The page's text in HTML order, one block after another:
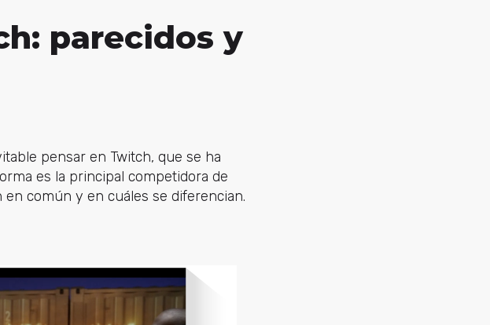
parecidos y
pensar en Twitch, que se ha
es la principal competidora de
común y en cuáles se diferencian.